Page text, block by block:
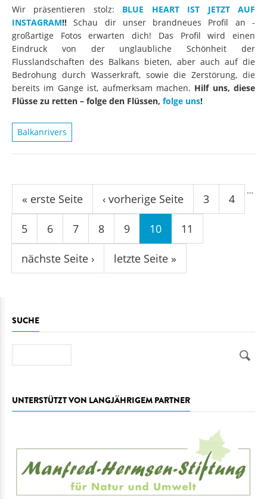
Wir präsentieren stolz:
BLUE HEART IST JETZT AUF
INSTAGRAM!!Schau dir unser brandneues Profil an -
großartige Fotos erwarten dich! Das Profil wird einen
Eindruck von der unglaubliche Schönheit der
Flusslandschaften des Balkans bieten, aber auch auf die
Bedrohung durch Wasserkraft, sowie die Zerstörung, die
bereits im Gange ist, aufmerksam machen. Hilf uns, diese
Flüsse zu retten – folge den Flüssen, folge uns!
Balkanrivers
Seiten
« erste Seite ‹ vorherige Seite
…
3 4
5 6 7 8 9 10 11
nächste Seite › letzte Seite »
SUCHE
UNTERSTÜTZT VON LANGJÄHRIGEM PARTNER